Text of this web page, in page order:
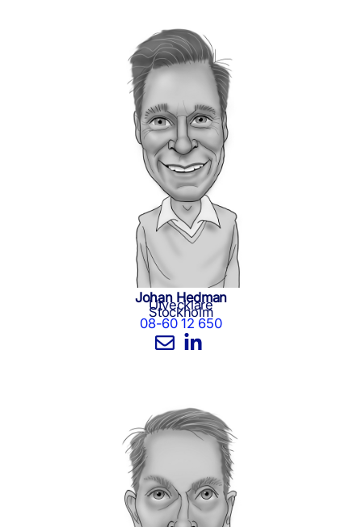
Johan Hedman
Utvecklare
Stockholm
08-60 12 650